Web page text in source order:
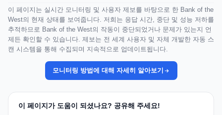
이 페이지는 실시간 모니터링 및 사용자 제보를 바탕으로 한 Bank of the
West의 현재 상태를 보여줍니다. 저희는 응답 시간, 중단 및 성능 저하를
추적하므로 Bank of the West의 작동이 중단되었거나 문제가 있는지 언
제든 확인할 수 있습니다. 제보는 전 세계 사용자 및 자체 개발한 자동 스
캔 시스템을 통해 수집되며 지속적으로 업데이트됩니다.
모니터링 방법에 대해 자세히 알아보기
이 페이지가 도움이 되셨나요? 공유해 주세요!